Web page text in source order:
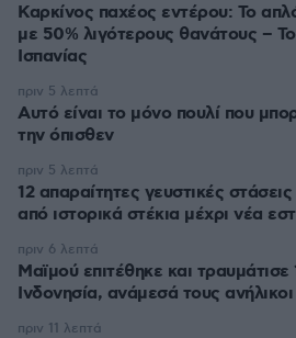
Καρκίνος παχέος εντέρου: Το
με 50% λιγότερους θανάτους –
Ισπανίας
Αυτό είναι το μόνο πουλί που
την όπισθεν
πριν 5 λεπτά
12 απαραίτητες γευστικές
από ιστορικά στέκια μέχρι νέα
πριν 5 λεπτά
Μαϊμού επιτέθηκε και
Ινδονησία, ανάμεσά τους ανήλικοι
πριν 6 λεπτά
πριν 11 λεπτά